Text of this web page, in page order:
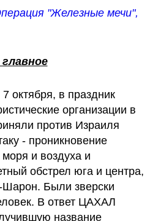
"Железные мечи",
октября, в праздник
организации в
против Израиля
- проникновение
и воздуха и
обстрел юга и центра,
Шарон. Были зверски
В ответ ЦАХАЛ
название